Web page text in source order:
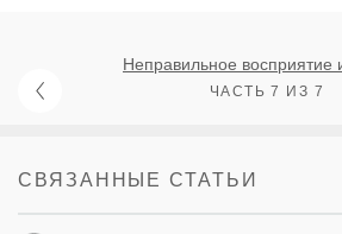
Неправильное восприятие
ЧАСТЬ 7 ИЗ 7
СВЯЗАННЫЕ СТАТЬИ